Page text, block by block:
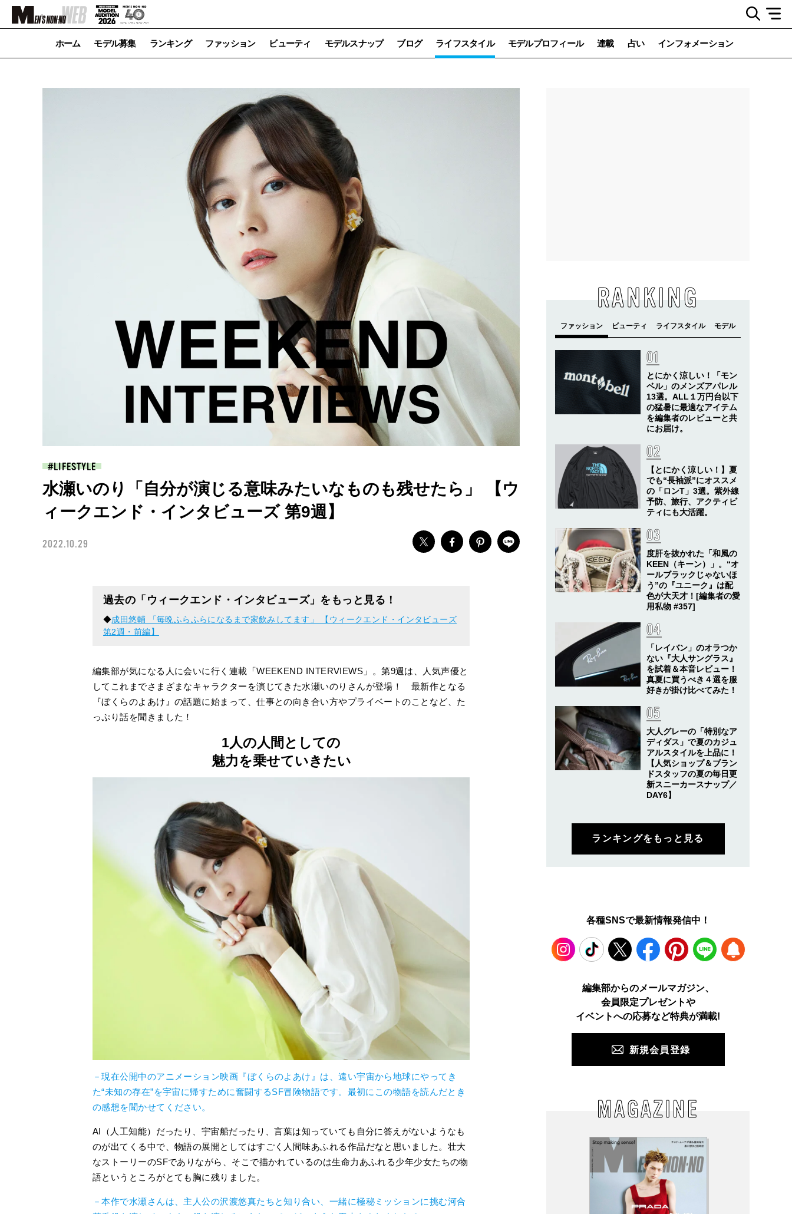
ホーム モデル募集 ランキング ファッション ビューティ モデルスナップ ブログ ライフスタイル モデルプロフィール 連載 占い インフォメーション
LIFESTYLE
水瀬いのり「自分が演じる意味みたいなものも残せたら」 【ウ
ィークエンド・インタビューズ 第9週】
2022.10.29
過去の「ウィークエンド・インタビューズ」をもっと見る！
◆成田悠輔 「毎晩ふらふらになるまで家飲みしてます」 【ウィークエンド・インタビューズ
第2週・前編】
編集部が気になる人に会いに行く連載「WEEKEND INTERVIEWS」。第9週は、人気声優と
してこれまでさまざまなキャラクターを演じてきた水瀬いのりさんが登場！ 最新作となる
『ぼくらのよあけ』の話題に始まって、仕事との向き合い方やプライベートのことなど、た
っぷり話を聞きました！
1人の人間としての
魅力を乗せていきたい
－現在公開中のアニメーション映画『ぼくらのよあけ』は、遠い宇宙から地球にやってき
た“未知の存在”を宇宙に帰すために奮闘するSF冒険物語です。最初にこの物語を読んだとき
の感想を聞かせてください。
AI（人工知能）だったり、宇宙船だったり、言葉は知っていても自分に答えがないようなも
のが出てくる中で、物語の展開としてはすごく人間味あふれる作品だなと思いました。壮大
なストーリーのSFでありながら、そこで描かれているのは生命力あふれる少年少女たちの物
語というところがとても胸に残りました。
－本作で水瀬さんは、主人公の沢渡悠真たちと知り合い、一緒に極秘ミッションに挑む河合
RANKING
とにかく涼しい！「モン
ベル」のメンズアパレル
13選。ALL１万円台以下
の猛暑に最適なアイテム
を編集者のレビューと共
にお届け。
【とにかく涼しい！】夏
でも“長袖派”にオススメ
の「ロンT」3選。紫外線
予防、旅行、アクティビ
ティにも大活躍。
度肝を抜かれた「和風の
KEEN（キーン）」。“オ
ールブラックじゃないほ
う”の『ユニーク』は配
色が大天才！[編集者の愛
用私物 #357]
「レイバン」のオラつか
ない『大人サングラス』
を試着＆本音レビュー！
真夏に買うべき４選を服
好きが掛け比べてみた！
大人グレーの「特別なア
ディダス」で夏のカジュ
アルスタイルを上品に！
【人気ショップ＆ブラン
ドスタッフの夏の毎日更
新スニーカースナップ／
DAY6】
ランキングをもっと見る
各種SNSで最新情報発信中！
TikTok Facebook Pinterest LINE
編集部からのメールマガジン、
会員限定プレゼントや
イベントへの応募など特典が満載!
新規会員登録
MAGAZINE